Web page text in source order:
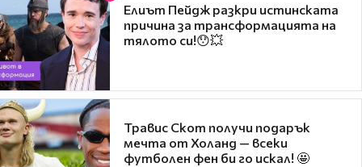
Елиът Пейдж разкри истинската
причина за трансформацията на
тялото си!😯💥
Травис Скот получи подарък
мечта от Холанд — всеки
футболен фен би го искал! 🤩